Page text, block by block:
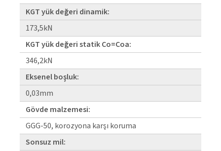
KGT yük değeri dinamik:
173,5kN
KGT yük değeri statik Co=Coa:
346,2kN
Eksenel boşluk:
0,03mm
Gövde malzemesi:
GGG-50, korozyona karşı koruma
Sonsuz mil: